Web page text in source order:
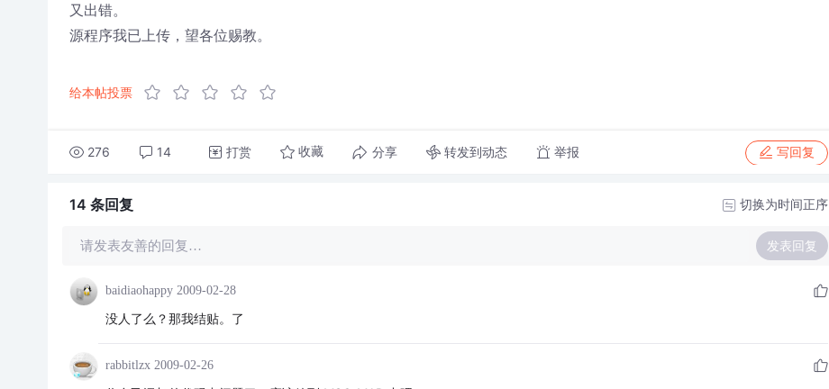
又出错。
源程序我已上传，望各位赐教。
给本帖投票
276 14 打赏 收藏 分享 转发到动态 举报 写回复
14 条回复 切换为时间正序
请发表友善的回复… 发表回复
baidiaohappy 2009-02-28
没人了么？那我结贴。了
rabbitlzx 2009-02-26